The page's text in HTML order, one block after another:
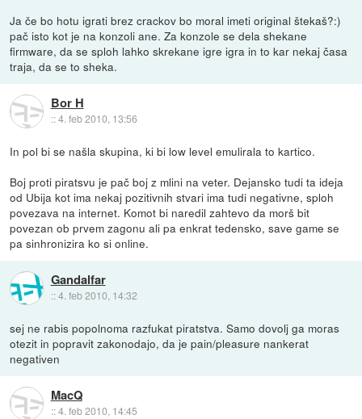
Ja če bo hotu igrati brez crackov bo moral imeti original štekaš?:)
pač isto kot je na konzoli ane. Za konzole se dela shekane
firmware, da se sploh lahko skrekane igre igra in to kar nekaj časa
traja, da se to sheka.
Bor H
::4. feb 2010, 13:56
In pol bi se našla skupina, ki bi low level emulirala to kartico.
Boj proti piratsvu je pač boj z mlini na veter. Dejansko tudi ta ideja
od Ubija kot ima nekaj pozitivnih stvari ima tudi negativne, sploh
povezava na internet. Komot bi naredil zahtevo da morš bit
povezan ob prvem zagonu ali pa enkrat tedensko, save game se
pa sinhronizira ko si online.
Gandalfar
::4. feb 2010, 14:32
sej ne rabis popolnoma razfukat piratstva. Samo dovolj ga moras
otezit in popravit zakonodajo, da je pain/pleasure nankerat
negativen
MacQ
::4. feb 2010, 14:45